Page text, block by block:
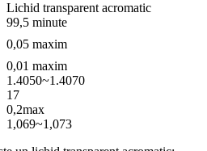
Lichid transparent acromatic
99,5 minute
0,05 maxim
0,01 maxim
1.4050~1.4070
17
0,2max
1,069~1,073